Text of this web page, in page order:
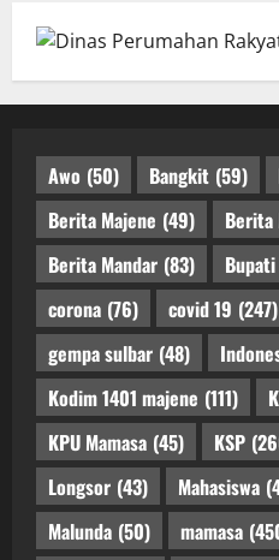
Awo (50) Bangkit (59)
Berita Majene (49) Berita
Berita Mandar (83)
corona (76) covid 19 (247)
gempa sulbar (48)
Kodim 1401 majene (111)
KPU Mamasa (45) KSP
Longsor (43) Mahasiswa
Malunda (50) mamasa